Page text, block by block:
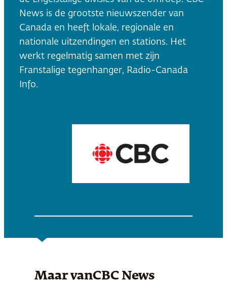
News is de grootste nieuwszender van
Canada en heeft lokale, regionale en
nationale uitzendingen en stations. Het
werkt regelmatig samen met zijn
Franstalige tegenhanger, Radio-Canada
Info.
Maar vanCBC News